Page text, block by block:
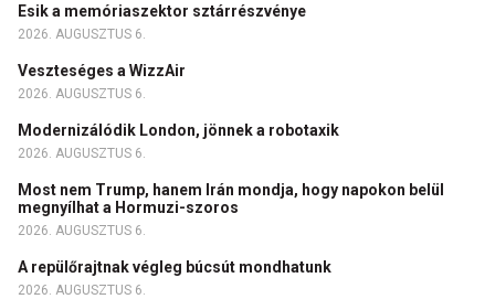
Esik a memóriaszektor sztárrészvénye
2026. AUGUSZTUS 6.
Veszteséges a WizzAir
2026. AUGUSZTUS 6.
Modernizálódik London, jönnek a robotaxik
2026. AUGUSZTUS 6.
Most nem Trump, hanem Irán mondja, hogy napokon belül
megnyílhat a Hormuzi-szoros
2026. AUGUSZTUS 6.
A repülőrajtnak végleg búcsút mondhatunk
2026. AUGUSZTUS 6.